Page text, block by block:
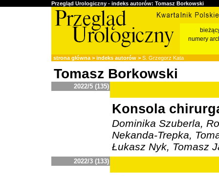
Przegląd Urologiczny - indeks autorów: Tomasz Borkowski
numery
strona główna > indeks autorów > S. Grzegorz Kata
Tomasz Borkowski
2022/5 (135)
Konsola
Dominika Szuberla,
Nekanda-Trepka,
Łukasz Nyk, Tomasz
2022/3 (133)